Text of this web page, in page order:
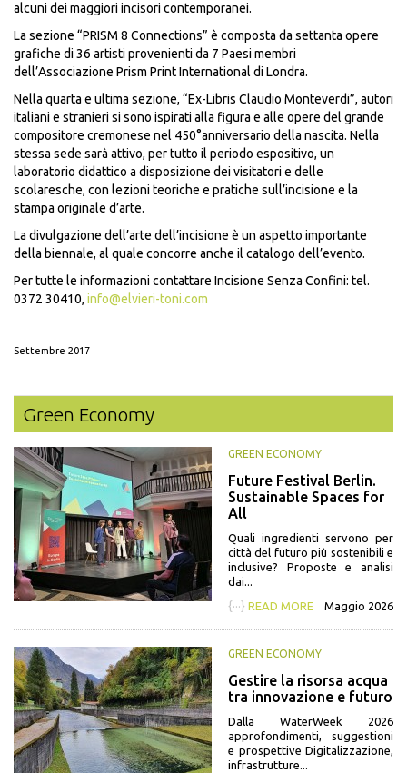
alcuni dei maggiori incisori contemporanei.
La sezione “PRISM 8 Connections” è composta da settanta opere
grafiche di 36 artisti provenienti da 7 Paesi membri
dell’Associazione Prism Print International di Londra.
Nella quarta e ultima sezione, “Ex-Libris Claudio Monteverdi”, autori
italiani e stranieri si sono ispirati alla figura e alle opere del grande
compositore cremonese nel 450°anniversario della nascita. Nella
stessa sede sarà attivo, per tutto il periodo espositivo, un
laboratorio didattico a disposizione dei visitatori e delle
scolaresche, con lezioni teoriche e pratiche sull’incisione e la
stampa originale d’arte.
La divulgazione dell’arte dell’incisione è un aspetto importante
della biennale, al quale concorre anche il catalogo dell’evento.
Per tutte le informazioni contattare Incisione Senza Confini: tel.
0372 30410, info@elvieri-toni.com
Settembre 2017
Green Economy
GREEN ECONOMY
Future Festival Berlin.
Sustainable Spaces for
All
Quali ingredienti servono per
città del futuro più sostenibili e
inclusive? Proposte e analisi
dai...
{···} READ MORE Maggio 2026
GREEN ECONOMY
Gestire la risorsa acqua
tra innovazione e futuro
Dalla WaterWeek 2026
approfondimenti, suggestioni
e prospettive Digitalizzazione,
infrastrutture...